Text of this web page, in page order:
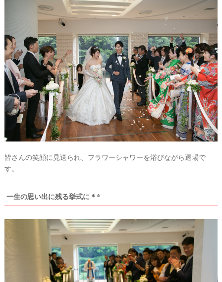
皆さんの笑顔に見送られ、フラワーシャワーを浴びながら退場で
す。
一生の思い出に残る挙式に＊*